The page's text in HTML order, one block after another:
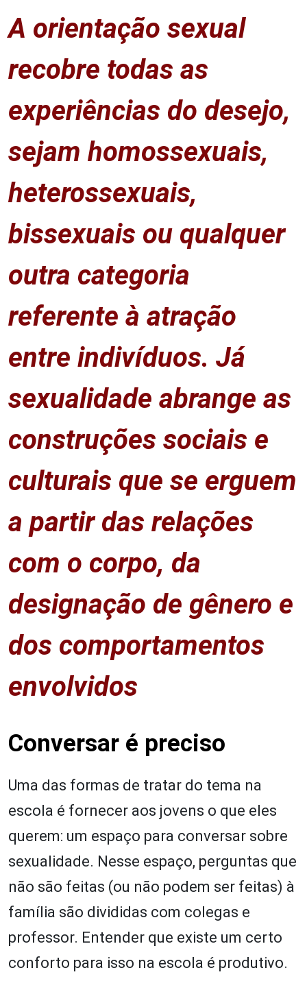
A orientação sexual
recobre todas as
experiências do desejo,
sejam homossexuais,
heterossexuais,
bissexuais ou qualquer
outra categoria
referente à atração
entre indivíduos. Já
sexualidade abrange as
construções sociais e
culturais que se erguem
a partir das relações
com o corpo, da
designação de gênero e
dos comportamentos
envolvidos
Conversar é preciso
Uma das formas de tratar do tema na
escola é fornecer aos jovens o que eles
querem: um espaço para conversar sobre
sexualidade. Nesse espaço, perguntas que
não são feitas (ou não podem ser feitas) à
família são divididas com colegas e
professor. Entender que existe um certo
conforto para isso na escola é produtivo.